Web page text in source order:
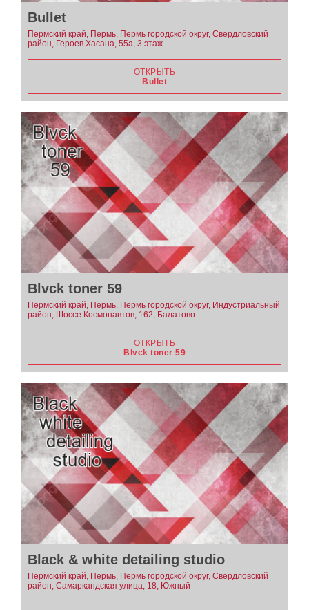
Bullet
Пермский край, Пермь, Пермь городской округ, Свердловский
район, Героев Хасана, 55а, 3 этаж
ОТКРЫТЬ
Bullet
Blvck toner 59
Пермский край, Пермь, Пермь городской округ, Индустриальный
район, Шоссе Космонавтов, 162, Балатово
ОТКРЫТЬ
Blvck toner 59
Black & white detailing studio
Пермский край, Пермь, Пермь городской округ, Свердловский
район, Самаркандская улица, 18, Южный